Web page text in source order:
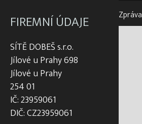
FIREMNÍ ÚDAJE
SÍTĚ DOBEŠ s.r.o.
Jílové u Prahy 698
Jílové u Prahy
254 01
IČ: 23959061
DIČ: CZ23959061
Zpráva